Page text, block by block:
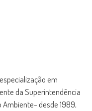
em
da Superintendência
Ambiente- desde 1989,